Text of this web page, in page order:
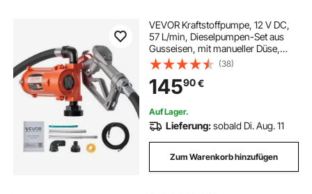
VEVOR Kraftstoffpumpe, 12 V DC,
57 L/min, Dieselpumpen-Set aus
Gusseisen, mit manueller Düse,
Förderschlauch,
Überhitzungsschutz, Stromkabel,
explosionsgeschützt, für Benzin,
Diesel & Kerosin
(38)
14590€
Auf Lager.
Lieferung:sobald Di. Aug. 11
Zum Warenkorb hinzufügen